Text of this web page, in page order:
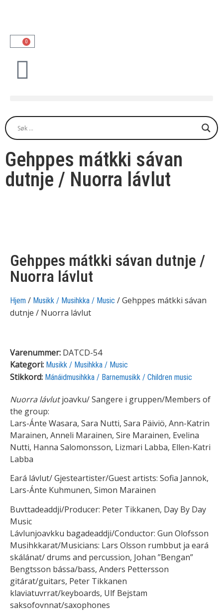
0
Gehppes mátkki sávan
dutnje / Nuorra lávlut
Gehppes mátkki sávan dutnje /
Nuorra lávlut
Hjem / Musikk / Musihkka / Music / Gehppes mátkki sávan
dutnje / Nuorra lávlut
Varenummer: DATCD-54
Kategori: Musikk / Musihkka / Music
Stikkord: Mánáidmusihkka / Barnemusikk / Children music
Nuorra lávlutjoavku/ Sangere i gruppen/Members of
the group:
Lars-Ánte Wasara, Sara Nutti, Sara Päiviö, Ann-Katrin
Marainen, Anneli Marainen, Sire Marainen, Evelina
Nutti, Hanna Salomonsson, Lizmari Labba, Ellen-Katri
Labba
Eará lávlut/ Gjesteartister/Guest artists: Sofia Jannok,
Lars-Ánte Kuhmunen, Simon Marainen
Buvttadeaddji/Producer: Peter Tikkanen, Day By Day
Music
Lávlunjoavkku bagadeaddji/Conductor: Gun Olofsson
Musihkkarat/Musicians: Lars Olsson rumbbut ja eará
skálánat/ drums and percussion, Johan ”Bengan”
Bengtsson bássa/bass, Anders Pettersson
gitárat/guitars, Peter Tikkanen
klaviatuvrrat/keyboards, Ulf Bejstam
saksofovnnat/saxophones